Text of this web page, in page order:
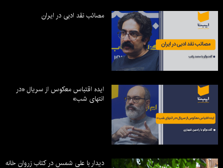
مصائب نقد ادبی در ایران
ایده اقتباس معکوس از سریال «در
انتهای شب»
دیدار با علی شمس در کتاب زروان خانه